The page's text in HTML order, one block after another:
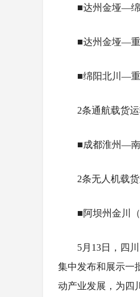
■达州金垭—绵
■达州金垭—
■绵阳北川—
2条通航载货
■成都淮州—
2条无人机载
■阿坝州金川
5月13日，四
集中发布和展示一
动产业发展，为四